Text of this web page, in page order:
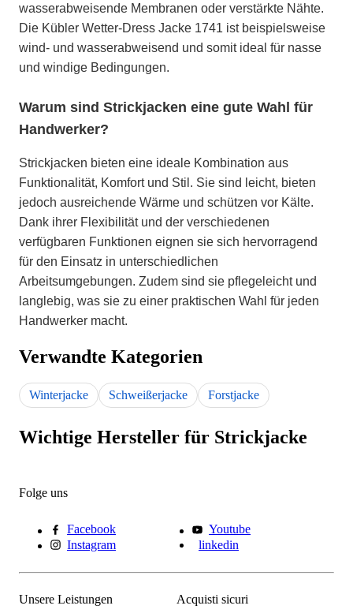
wasserabweisende Membranen oder verstärkte Nähte.
Die Kübler Wetter-Dress Jacke 1741 ist beispielsweise
wind- und wasserabweisend und somit ideal für nasse
und windige Bedingungen.
Warum sind Strickjacken eine gute Wahl für
Handwerker?
Strickjacken bieten eine ideale Kombination aus
Funktionalität, Komfort und Stil. Sie sind leicht, bieten
jedoch ausreichende Wärme und schützen vor Kälte.
Dank ihrer Flexibilität und der verschiedenen
verfügbaren Funktionen eignen sie sich hervorragend
für den Einsatz in unterschiedlichen
Arbeitsumgebungen. Zudem sind sie pflegeleicht und
langlebig, was sie zu einer praktischen Wahl für jeden
Handwerker macht.
Verwandte Kategorien
Winterjacke Schweißerjacke Forstjacke
Wichtige Hersteller für Strickjacke
Folge uns
Facebook
Youtube
Instagram
linkedin
Unsere Leistungen Acquisti sicuri